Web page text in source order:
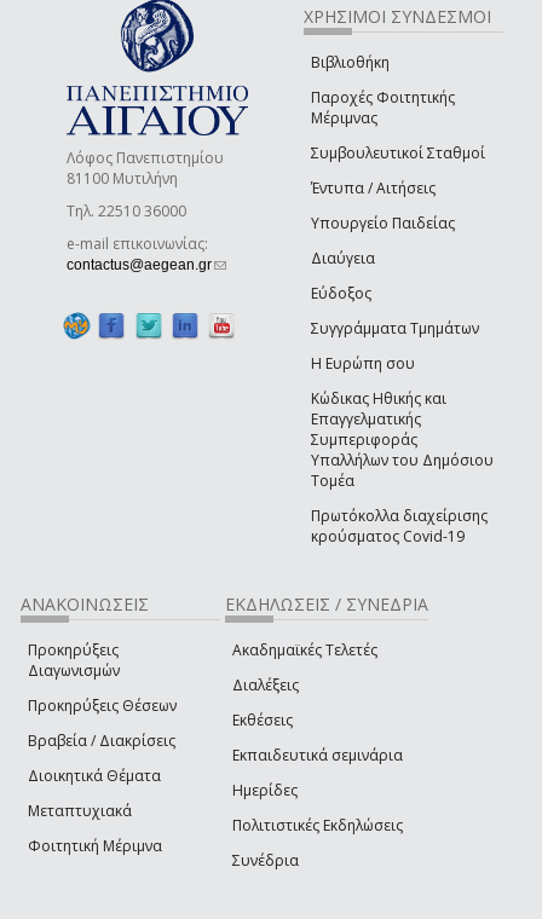
Λόφος Πανεπιστημίου
81100 Μυτιλήνη
Τηλ. 22510 36000
e-mail επικοινωνίας:
contactus@aegean.gr(link sends e-mail)
ΧΡΗΣΙΜΟΙ ΣΥΝΔΕΣΜΟΙ
Βιβλιοθήκη
Παροχές Φοιτητικής
Μέριμνας
Συμβουλευτικοί Σταθμοί
Έντυπα / Αιτήσεις
Υπουργείο Παιδείας
Διαύγεια
Εύδοξος
Συγγράμματα Τμημάτων
Η Ευρώπη σου
Κώδικας Ηθικής και
Επαγγελματικής
Συμπεριφοράς
Υπαλλήλων του Δημόσιου
Τομέα
Πρωτόκολλα διαχείρισης
κρούσματος Covid-19
ΑΝΑΚΟΙΝΩΣΕΙΣ
Προκηρύξεις
Διαγωνισμών
Προκηρύξεις Θέσεων
Βραβεία / Διακρίσεις
Διοικητικά Θέματα
Μεταπτυχιακά
Φοιτητική Μέριμνα
ΕΚΔΗΛΩΣΕΙΣ / ΣΥΝΕΔΡΙΑ
Ακαδημαϊκές Τελετές
Διαλέξεις
Εκθέσεις
Εκπαιδευτικά σεμινάρια
Ημερίδες
Πολιτιστικές Εκδηλώσεις
Συνέδρια